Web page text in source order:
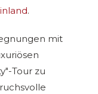
.
mit
Tour zu